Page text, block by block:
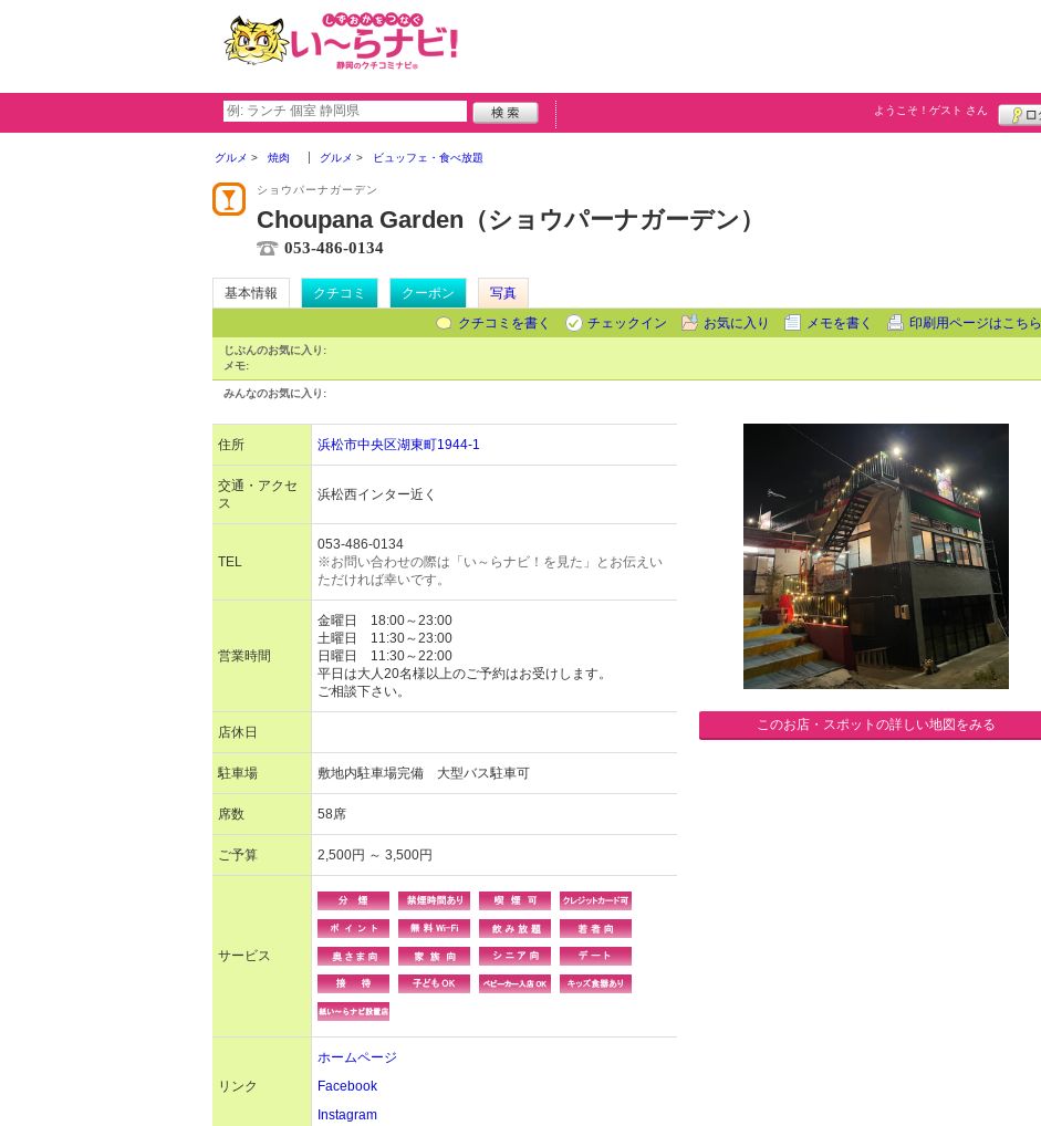
ようこそ！ ゲスト さん
グルメ 焼肉 グルメ ビュッフェ・食べ放題
ショウパーナガーデン
Choupana Garden（ショウパーナガーデン）
053-486-0134
基本情報 クチコミ クーポン
写真
クチコミを書く
チェックイン お気に入り メモを書く 印刷用ページはこちら
じぶんのお気に入り:
メモ:
みんなのお気に入り:
住所 浜松市中央区湖東町1944-1
交通・アクセ
ス
浜松西インター近く
TEL
053-486-0134
※お問い合わせの際は「い～らナビ！を見た」とお伝えい
ただければ幸いです。
営業時間
金曜日 18:00～23:00
土曜日 11:30～23:00
日曜日 11:30～22:00
平日は大人20名様以上のご予約はお受けします。
ご相談下さい。
店休日
駐車場 敷地内駐車場完備 大型バス駐車可
席数 58席
ご予算 2,500円 ～ 3,500円
サービス
リンク
ホームページ
Facebook
Instagram
このお店・スポットの詳しい地図をみる